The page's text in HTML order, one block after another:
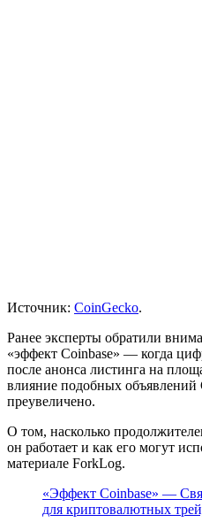
Источник: CoinGecko.
Ранее эксперты обратили
«эффект Coinbase» — когда
после анонса листинга на
влияние подобных объявлений
преувеличено.
О том, насколько
он работает и как его могут
материале ForkLog.
«Эффект Coinbase» —
для криптовалютных